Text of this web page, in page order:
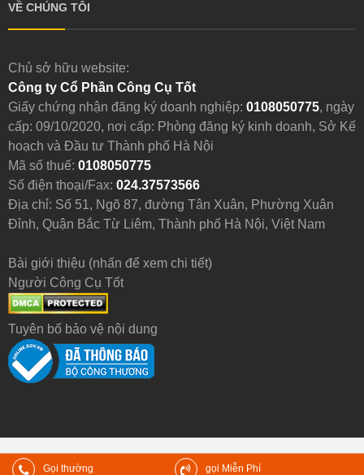
VỀ CHÚNG TÔI
Chủ sở hữu website:
Công ty Cổ Phần Công Cụ Tốt
Giấy chứng nhận đăng ký doanh nghiệp: 0108050775, ngày
cấp: 09/10/2020, nơi cấp: Phòng đăng ký kinh doanh, Sở Kế
hoạch và Đầu tư Thành phố Hà Nội
Mã số thuế: 0108050775
Số điện thoại/Fax: 024.37573566
Địa chỉ: Số 51, Ngõ 87, đường Tân Xuân, Phường Xuân
Đỉnh, Quận Bắc Từ Liêm, Thành phố Hà Nội, Việt Nam
Bài giới thiệu (nhấn để xem chi tiết)
Người Công Cụ Tốt
Tuyên bố bảo vệ nội dung
Gọi thường gọi Miễn Phí